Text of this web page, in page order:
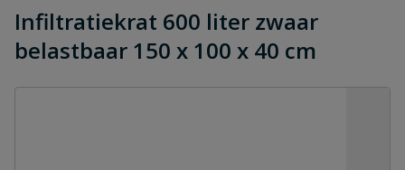
Infiltratiekrat 600 liter zwaar
belastbaar 150 x 100 x 40 cm